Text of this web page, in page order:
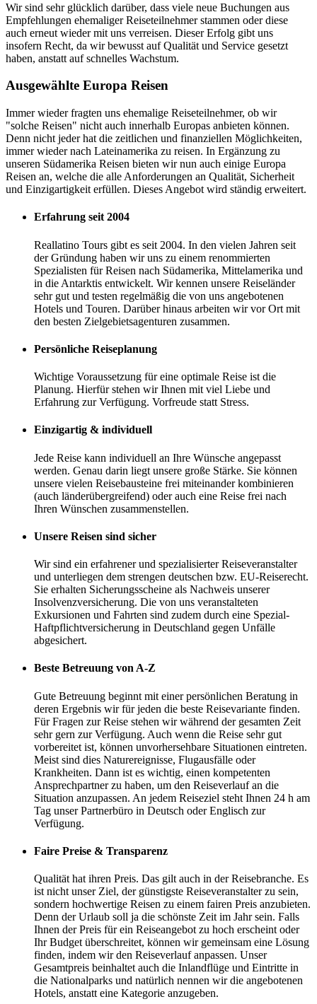
Wir sind sehr glücklich darüber, dass viele neue Buchungen aus
Empfehlungen ehemaliger Reiseteilnehmer stammen oder diese
auch erneut wieder mit uns verreisen. Dieser Erfolg gibt uns
insofern Recht, da wir bewusst auf Qualität und Service gesetzt
haben, anstatt auf schnelles Wachstum.
Ausgewählte Europa Reisen
Immer wieder fragten uns ehemalige Reiseteilnehmer, ob wir
"solche Reisen" nicht auch innerhalb Europas anbieten können.
Denn nicht jeder hat die zeitlichen und finanziellen Möglichkeiten,
immer wieder nach Lateinamerika zu reisen. In Ergänzung zu
unseren Südamerika Reisen bieten wir nun auch einige Europa
Reisen an, welche die alle Anforderungen an Qualität, Sicherheit
und Einzigartigkeit erfüllen. Dieses Angebot wird ständig erweitert.
Erfahrung seit 2004
Reallatino Tours gibt es seit 2004. In den vielen Jahren seit
der Gründung haben wir uns zu einem renommierten
Spezialisten für Reisen nach Südamerika, Mittelamerika und
in die Antarktis entwickelt. Wir kennen unsere Reiseländer
sehr gut und testen regelmäßig die von uns angebotenen
Hotels und Touren. Darüber hinaus arbeiten wir vor Ort mit
den besten Zielgebietsagenturen zusammen.
Persönliche Reiseplanung
Wichtige Voraussetzung für eine optimale Reise ist die
Planung. Hierfür stehen wir Ihnen mit viel Liebe und
Erfahrung zur Verfügung. Vorfreude statt Stress.
Einzigartig & individuell
Jede Reise kann individuell an Ihre Wünsche angepasst
werden. Genau darin liegt unsere große Stärke. Sie können
unsere vielen Reisebausteine frei miteinander kombinieren
(auch länderübergreifend) oder auch eine Reise frei nach
Ihren Wünschen zusammenstellen.
Unsere Reisen sind sicher
Wir sind ein erfahrener und spezialisierter Reiseveranstalter
und unterliegen dem strengen deutschen bzw. EU-Reiserecht.
Sie erhalten Sicherungsscheine als Nachweis unserer
Insolvenzversicherung. Die von uns veranstalteten
Exkursionen und Fahrten sind zudem durch eine Spezial-
Haftpflichtversicherung in Deutschland gegen Unfälle
abgesichert.
Beste Betreuung von A-Z
Gute Betreuung beginnt mit einer persönlichen Beratung in
deren Ergebnis wir für jeden die beste Reisevariante finden.
Für Fragen zur Reise stehen wir während der gesamten Zeit
sehr gern zur Verfügung. Auch wenn die Reise sehr gut
vorbereitet ist, können unvorhersehbare Situationen eintreten.
Meist sind dies Naturereignisse, Flugausfälle oder
Krankheiten. Dann ist es wichtig, einen kompetenten
Ansprechpartner zu haben, um den Reiseverlauf an die
Situation anzupassen. An jedem Reiseziel steht Ihnen 24 h am
Tag unser Partnerbüro in Deutsch oder Englisch zur
Verfügung.
Faire Preise & Transparenz
Qualität hat ihren Preis. Das gilt auch in der Reisebranche. Es
ist nicht unser Ziel, der günstigste Reiseveranstalter zu sein,
sondern hochwertige Reisen zu einem fairen Preis anzubieten.
Denn der Urlaub soll ja die schönste Zeit im Jahr sein. Falls
Ihnen der Preis für ein Reiseangebot zu hoch erscheint oder
Ihr Budget überschreitet, können wir gemeinsam eine Lösung
finden, indem wir den Reiseverlauf anpassen. Unser
Gesamtpreis beinhaltet auch die Inlandflüge und Eintritte in
die Nationalparks und natürlich nennen wir die angebotenen
Hotels, anstatt eine Kategorie anzugeben.